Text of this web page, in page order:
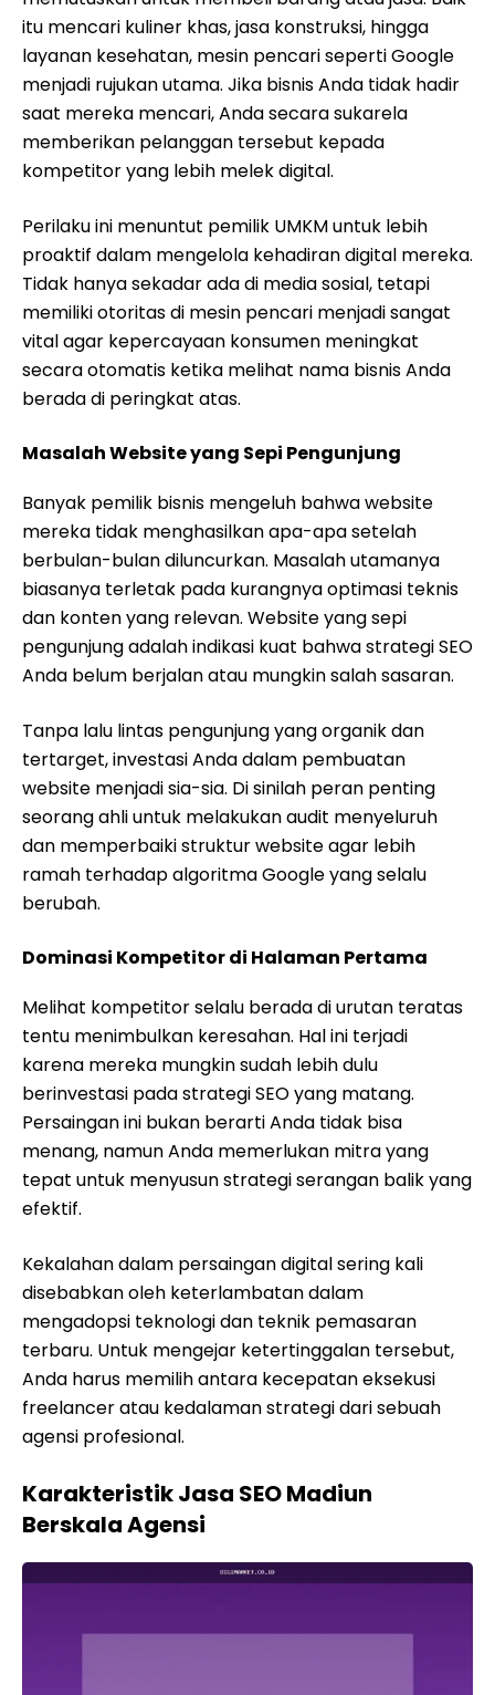
itu mencari kuliner khas, jasa konstruksi, hingga
layanan kesehatan, mesin pencari seperti Google
menjadi rujukan utama. Jika bisnis Anda tidak hadir
saat mereka mencari, Anda secara sukarela
memberikan pelanggan tersebut kepada
kompetitor yang lebih melek digital.
Perilaku ini menuntut pemilik UMKM untuk lebih
proaktif dalam mengelola kehadiran digital mereka.
Tidak hanya sekadar ada di media sosial, tetapi
memiliki otoritas di mesin pencari menjadi sangat
vital agar kepercayaan konsumen meningkat
secara otomatis ketika melihat nama bisnis Anda
berada di peringkat atas.
Masalah Website yang Sepi Pengunjung
Banyak pemilik bisnis mengeluh bahwa website
mereka tidak menghasilkan apa-apa setelah
berbulan-bulan diluncurkan. Masalah utamanya
biasanya terletak pada kurangnya optimasi teknis
dan konten yang relevan. Website yang sepi
pengunjung adalah indikasi kuat bahwa strategi SEO
Anda belum berjalan atau mungkin salah sasaran.
Tanpa lalu lintas pengunjung yang organik dan
tertarget, investasi Anda dalam pembuatan
website menjadi sia-sia. Di sinilah peran penting
seorang ahli untuk melakukan audit menyeluruh
dan memperbaiki struktur website agar lebih
ramah terhadap algoritma Google yang selalu
berubah.
Dominasi Kompetitor di Halaman Pertama
Melihat kompetitor selalu berada di urutan teratas
tentu menimbulkan keresahan. Hal ini terjadi
karena mereka mungkin sudah lebih dulu
berinvestasi pada strategi SEO yang matang.
Persaingan ini bukan berarti Anda tidak bisa
menang, namun Anda memerlukan mitra yang
tepat untuk menyusun strategi serangan balik yang
efektif.
Kekalahan dalam persaingan digital sering kali
disebabkan oleh keterlambatan dalam
mengadopsi teknologi dan teknik pemasaran
terbaru. Untuk mengejar ketertinggalan tersebut,
Anda harus memilih antara kecepatan eksekusi
freelancer atau kedalaman strategi dari sebuah
agensi profesional.
Karakteristik Jasa SEO Madiun
Berskala Agensi